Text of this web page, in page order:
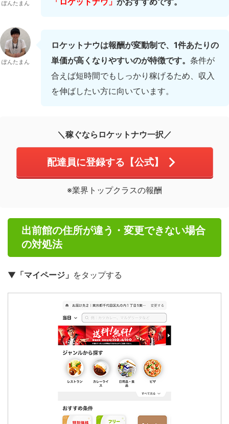
ぽんたまん
ぽんたまん
ロケットナウは報酬が変動制で、1件あたりの
単価が高くなりやすいのが特徴です。 条件が
合えば短時間でもしっかり稼げるため、収入
を伸ばしたい方に向いています。
＼稼ぐならロケットナウ一択／
配達員に登録する【公式】
※業界トップクラスの報酬
出前館の住所が違う・変更できない場合
の対処法
▼ 「マイページ」 をタップする